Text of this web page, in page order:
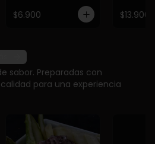
$6.900 $13.900
sabor. Preparadas con
para una experiencia